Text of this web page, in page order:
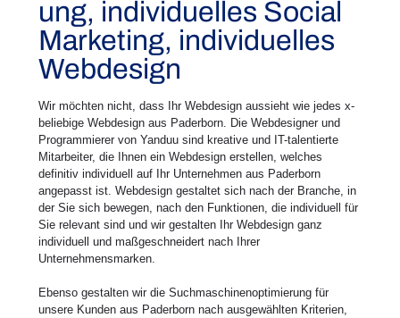
ung, individuelles Social
Marketing, individuelles
Webdesign
Wir möchten nicht, dass Ihr Webdesign aussieht wie jedes x-
beliebige Webdesign aus Paderborn. Die Webdesigner und
Programmierer von Yanduu sind kreative und IT-talentierte
Mitarbeiter, die Ihnen ein Webdesign erstellen, welches
definitiv individuell auf Ihr Unternehmen aus Paderborn
angepasst ist. Webdesign gestaltet sich nach der Branche, in
der Sie sich bewegen, nach den Funktionen, die individuell für
Sie relevant sind und wir gestalten Ihr Webdesign ganz
individuell und maßgeschneidert nach Ihrer
Unternehmensmarken.
Ebenso gestalten wir die Suchmaschinenoptimierung für
unsere Kunden aus Paderborn nach ausgewählten Kriterien,